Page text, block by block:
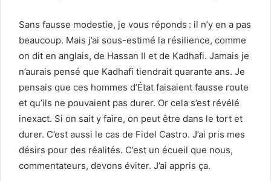
Sans fausse modestie, je vous réponds : il n’y en a pas
beaucoup. Mais j’ai sous-estimé la résilience, comme
on dit en anglais, de Hassan II et de Kadhafi. Jamais je
n’aurais pensé que Kadhafi tiendrait quarante ans. Je
pensais que ces hommes d’État faisaient fausse route
et qu’ils ne pouvaient pas durer. Or cela s’est révélé
inexact. Si on sait y faire, on peut être dans le tort et
durer. C’est aussi le cas de Fidel Castro. J’ai pris mes
désirs pour des réalités. C’est un écueil que nous,
commentateurs, devons éviter. J’ai appris ça.